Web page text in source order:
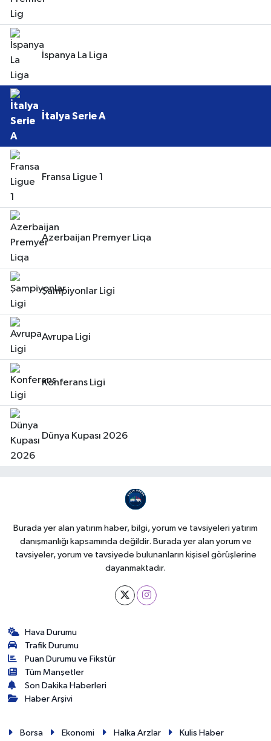
İspanya La Liga
İtalya Serie A
Fransa Ligue 1
Azerbaijan Premyer Liqa
Şampiyonlar Ligi
Avrupa Ligi
Konferans Ligi
Dünya Kupası 2026
Burada yer alan yatırım haber, bilgi, yorum ve tavsiyeleri yatırım
danışmanlığı kapsamında değildir. Burada yer alan yorum ve
tavsiyeler, yorum ve tavsiyede bulunanların kişisel görüşlerine
dayanmaktadır.
Hava Durumu
Trafik Durumu
Puan Durumu ve Fikstür
Tüm Manşetler
Son Dakika Haberleri
Haber Arşivi
Borsa Ekonomi Halka Arzlar Kulis Haber